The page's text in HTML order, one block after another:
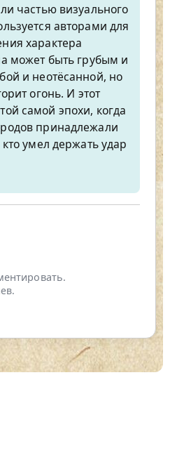
частью визуального
авторами для
характера
может быть грубым и
и неотёсанной, но
огонь. И этот
самой эпохи, когда
принадлежали
умел держать удар